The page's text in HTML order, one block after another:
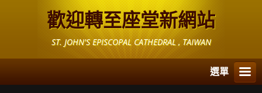
歡迎轉至座堂新網站
ST. JOHN'S EPISCOPAL CATHEDRAL , TAIWAN
選單